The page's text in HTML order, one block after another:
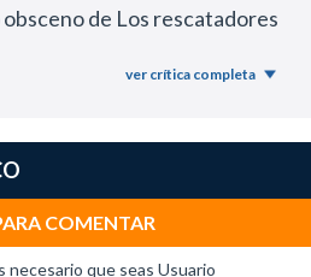
de Los rescatadores
que no tuvieron Garfield y
adaptaciones live action.
de Tim Story (Los cuatro
caso elaboró una propuesta
ver crítica completa
COMENTAR
necesario que seas Usuario